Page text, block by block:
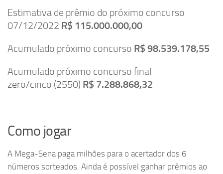
Estimativa de prêmio do próximo concurso
07/12/2022 R$ 115.000.000,00
Acumulado próximo concurso R$ 98.539.178,55
Acumulado próximo concurso final
zero/cinco (2550) R$ 7.288.868,32
Como jogar
A Mega-Sena paga milhões para o acertador dos 6
números sorteados. Ainda é possível ganhar prêmios ao